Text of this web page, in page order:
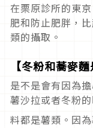
在栗原診所的東
肥和防止肥胖，
類的攝取。
【冬粉和蕎麥
是不是會有因為
薯沙拉或者冬粉
料都是薯類。因